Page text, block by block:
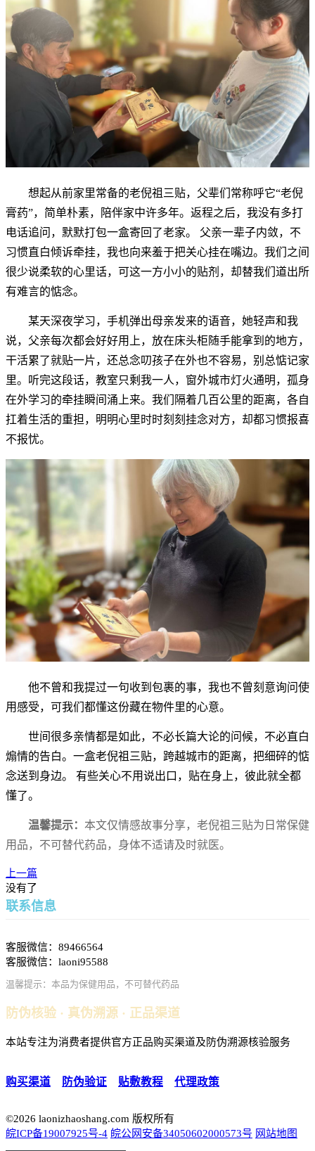
想起从前家里常备的老倪祖三贴，父辈们常称呼它“老倪
膏药”，简单朴素，陪伴家中许多年。返程之后，我没有多打
电话追问，默默打包一盒寄回了老家。 父亲一辈子内敛，不
习惯直白倾诉牵挂，我也向来羞于把关心挂在嘴边。我们之间
很少说柔软的心里话，可这一方小小的贴剂，却替我们道出所
有难言的惦念。
某天深夜学习，手机弹出母亲发来的语音，她轻声和我
说，父亲每次都会好好用上，放在床头柜随手能拿到的地方，
干活累了就贴一片，还总念叨孩子在外也不容易，别总惦记家
里。听完这段话，教室只剩我一人，窗外城市灯火通明，孤身
在外学习的牵挂瞬间涌上来。我们隔着几百公里的距离，各自
扛着生活的重担，明明心里时时刻刻挂念对方，却都习惯报喜
不报忧。
他不曾和我提过一句收到包裹的事，我也不曾刻意询问使
用感受，可我们都懂这份藏在物件里的心意。
世间很多亲情都是如此，不必长篇大论的问候，不必直白
煽情的告白。一盒老倪祖三贴，跨越城市的距离，把细碎的惦
念送到身边。 有些关心不用说出口，贴在身上，彼此就全都
懂了。
温馨提示： 本文仅情感故事分享，老倪祖三贴为日常保健
用品，不可替代药品，身体不适请及时就医。
上一篇
没有了
联系信息
客服微信：89466564
客服微信：laoni95588
温馨提示：本品为保健用品，不可替代药品
防伪核验 · 真伪溯源 · 正品渠道
本站专注为消费者提供官方正品购买渠道及防伪溯源核验服务
购买渠道 防伪验证 贴敷教程 代理政策
©2026 laonizhaoshang.com 版权所有
皖ICP备19007925号-4 皖公网安备34050602000573号 网站地图